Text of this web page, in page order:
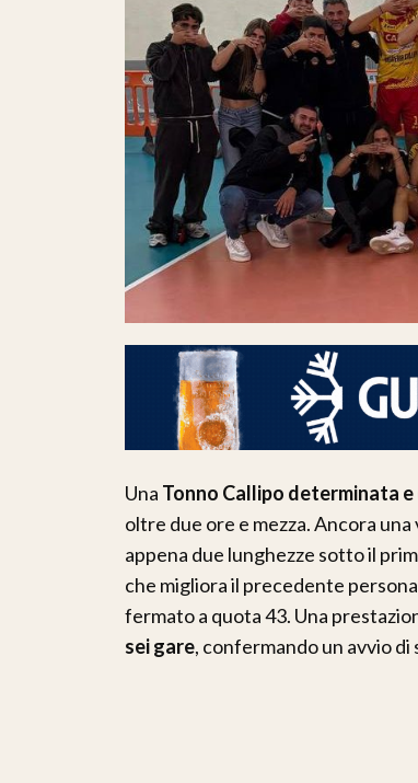
Una Tonno Callipo determinata e
oltre due ore e mezza. Ancora
appena due lunghezze sotto il
che migliora il precedente
fermato a quota 43. Una
sei gare, confermando un avvio